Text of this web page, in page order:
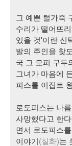
그 예쁜 털가죽
수리 가 떨어뜨
있을 것'이란 신
발의 주인을 찾
국 그 모피 구두
그녀가 마음에
피스를 이집트
로도피스는 나
사망했다고 한
면서 로도피스
이야기 (실화)는